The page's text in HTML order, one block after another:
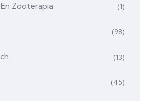
Zooterapia (1)
(98)
(13)
(45)